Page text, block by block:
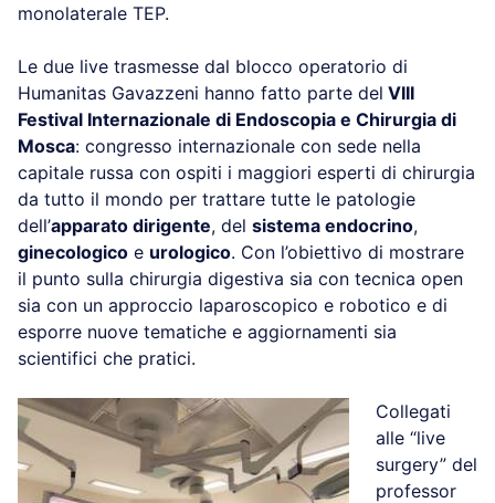
monolaterale TEP.
Le due live trasmesse dal blocco operatorio di
Humanitas Gavazzeni hanno fatto parte del VIII
Festival Internazionale di Endoscopia e Chirurgia di
Mosca: congresso internazionale con sede nella
capitale russa con ospiti i maggiori esperti di chirurgia
da tutto il mondo per trattare tutte le patologie
dell’apparato dirigente, del sistema endocrino,
ginecologico e urologico. Con l’obiettivo di mostrare
il punto sulla chirurgia digestiva sia con tecnica open
sia con un approccio laparoscopico e robotico e di
esporre nuove tematiche e aggiornamenti sia
scientifici che pratici.
Collegati
alle “live
surgery” del
professor